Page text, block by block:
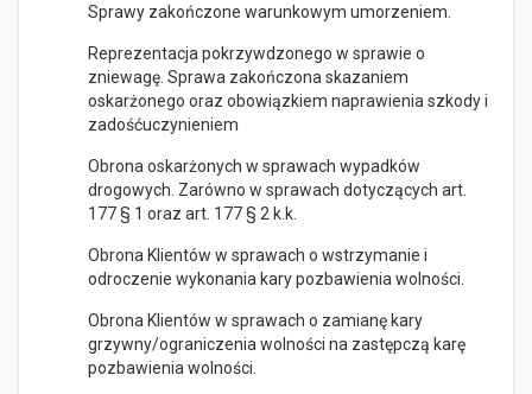
Sprawy zakończone warunkowym umorzeniem.
Reprezentacja pokrzywdzonego w sprawie o
zniewagę. Sprawa zakończona skazaniem
oskarżonego oraz obowiązkiem naprawienia szkody i
zadośćuczynieniem
Obrona oskarżonych w sprawach wypadków
drogowych. Zarówno w sprawach dotyczących art.
177 § 1 oraz art. 177 § 2 k.k.
Obrona Klientów w sprawach o wstrzymanie i
odroczenie wykonania kary pozbawienia wolności.
Obrona Klientów w sprawach o zamianę kary
grzywny/ograniczenia wolności na zastępczą karę
pozbawienia wolności.